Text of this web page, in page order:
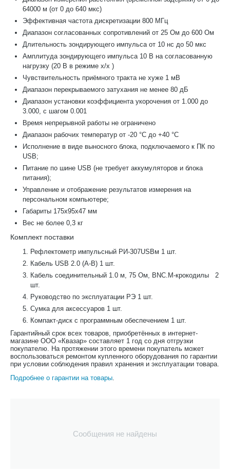
64000 м (от 0 до 640 мкс)
Эффективная частота дискретизации 800 МГц
Диапазон согласованных сопротивлений от 25 Ом до 600 Ом
Длительность зондирующего импульса от 10 нс до 50 мкс
Амплитуда зондирующего импульса 10 В на согласованную
нагрузку (20 В в режиме х/х )
Чувствительность приёмного тракта не хуже 1 мВ
Диапазон перекрываемого затухания не менее 80 дБ
Диапазон установки коэффициента укорочения от 1.000 до
3.000, с шагом 0.001
Время непрерывной работы не ограничено
Диапазон рабочих температур от -20 °С до +40 °С
Исполнение в виде выносного блока, подключаемого к ПК по
USB;
Питание по шине USB (не требует аккумуляторов и блока
питания);
Управление и отображение результатов измерения на
персональном компьютере;
Габариты 175х95х47 мм
Вес не более 0,3 кг
Комплект поставки
Рефлектометр импульсный РИ-307USBм 1 шт.
Кабель USB 2.0 (А-В) 1 шт.
Кабель соединительный 1.0 м, 75 Ом, BNC.M-крокодилы 2
шт.
Руководство по эксплуатации РЭ 1 шт.
Сумка для аксессуаров 1 шт.
Компакт-диск с программным обеспечением 1 шт.
Гарантийный срок всех товаров, приобретённых в интернет-
магазине ООО «Квазар» составляет 1 год со дня отгрузки
покупателю. На протяжении этого времени покупатель может
воспользоваться ремонтом купленного оборудования по гарантии
при условии соблюдения правил хранения и эксплуатации товара.
Подробнее о гарантии на товары
Сообщения не найдены